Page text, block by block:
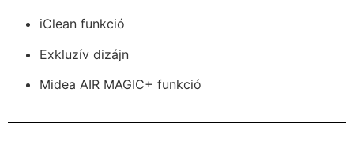
iClean funkció
Exkluzív dizájn
Midea AIR MAGIC+ funkció